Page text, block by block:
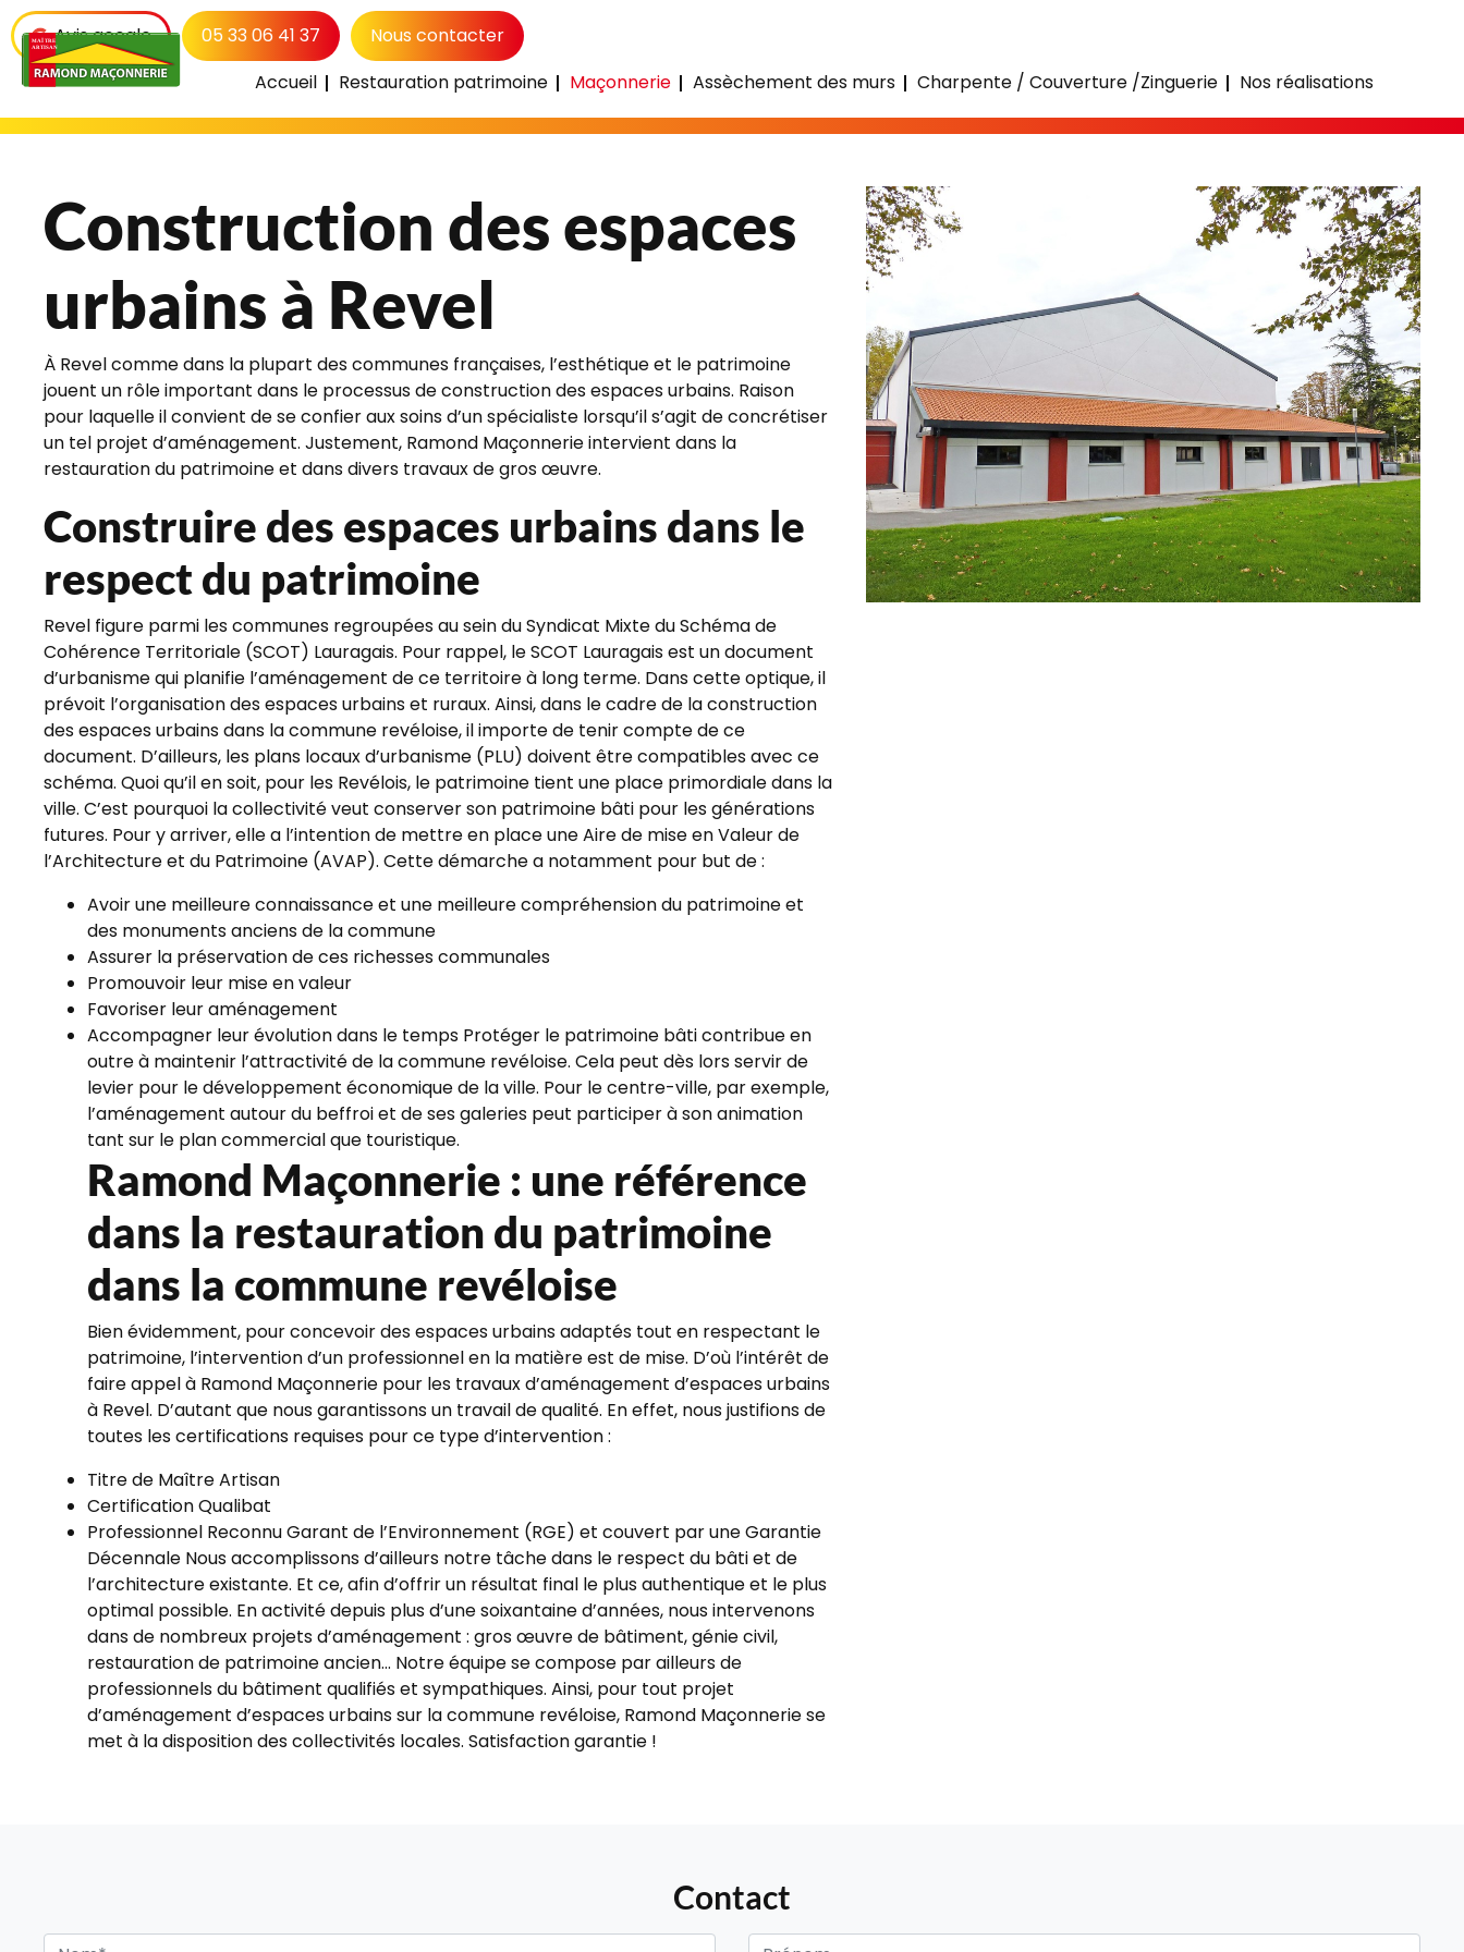
Accueil Restauration patrimoine Maçonnerie Assèchement des murs Charpente / Couverture /Zinguerie Nos réalisations
Avis google 05 33 06 41 37 Nous contacter
Construction des espaces
urbains à Revel
À Revel comme dans la plupart des communes françaises, l’esthétique et le patrimoine
jouent un rôle important dans le processus de construction des espaces urbains. Raison
pour laquelle il convient de se confier aux soins d’un spécialiste lorsqu’il s’agit de concrétiser
un tel projet d’aménagement. Justement, Ramond Maçonnerie intervient dans la
restauration du patrimoine et dans divers travaux de gros œuvre.
Construire des espaces urbains dans le
respect du patrimoine
Revel figure parmi les communes regroupées au sein du Syndicat Mixte du Schéma de
Cohérence Territoriale (SCOT) Lauragais. Pour rappel, le SCOT Lauragais est un document
d’urbanisme qui planifie l’aménagement de ce territoire à long terme. Dans cette optique, il
prévoit l’organisation des espaces urbains et ruraux. Ainsi, dans le cadre de la construction
des espaces urbains dans la commune revéloise, il importe de tenir compte de ce
document. D’ailleurs, les plans locaux d’urbanisme (PLU) doivent être compatibles avec ce
schéma. Quoi qu’il en soit, pour les Revélois, le patrimoine tient une place primordiale dans la
ville. C’est pourquoi la collectivité veut conserver son patrimoine bâti pour les générations
futures. Pour y arriver, elle a l’intention de mettre en place une Aire de mise en Valeur de
l’Architecture et du Patrimoine (AVAP). Cette démarche a notamment pour but de :
Avoir une meilleure connaissance et une meilleure compréhension du patrimoine et
des monuments anciens de la commune
Assurer la préservation de ces richesses communales
Promouvoir leur mise en valeur
Favoriser leur aménagement
Accompagner leur évolution dans le temps Protéger le patrimoine bâti contribue en
outre à maintenir l’attractivité de la commune revéloise. Cela peut dès lors servir de
levier pour le développement économique de la ville. Pour le centre-ville, par exemple,
l’aménagement autour du beffroi et de ses galeries peut participer à son animation
tant sur le plan commercial que touristique.
Ramond Maçonnerie : une référence
dans la restauration du patrimoine
dans la commune revéloise
Bien évidemment, pour concevoir des espaces urbains adaptés tout en respectant le
patrimoine, l’intervention d’un professionnel en la matière est de mise. D’où l’intérêt de
faire appel à Ramond Maçonnerie pour les travaux d’aménagement d’espaces urbains
à Revel. D’autant que nous garantissons un travail de qualité. En effet, nous justifions de
toutes les certifications requises pour ce type d’intervention :
Titre de Maître Artisan
Certification Qualibat
Professionnel Reconnu Garant de l’Environnement (RGE) et couvert par une Garantie
Décennale Nous accomplissons d’ailleurs notre tâche dans le respect du bâti et de
l’architecture existante. Et ce, afin d’offrir un résultat final le plus authentique et le plus
optimal possible. En activité depuis plus d’une soixantaine d’années, nous intervenons
dans de nombreux projets d’aménagement : gros œuvre de bâtiment, génie civil,
restauration de patrimoine ancien... Notre équipe se compose par ailleurs de
professionnels du bâtiment qualifiés et sympathiques. Ainsi, pour tout projet
d’aménagement d’espaces urbains sur la commune revéloise, Ramond Maçonnerie se
met à la disposition des collectivités locales. Satisfaction garantie !
Contact